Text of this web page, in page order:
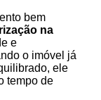
bem
na
e
o imóvel já
ele
tempo de